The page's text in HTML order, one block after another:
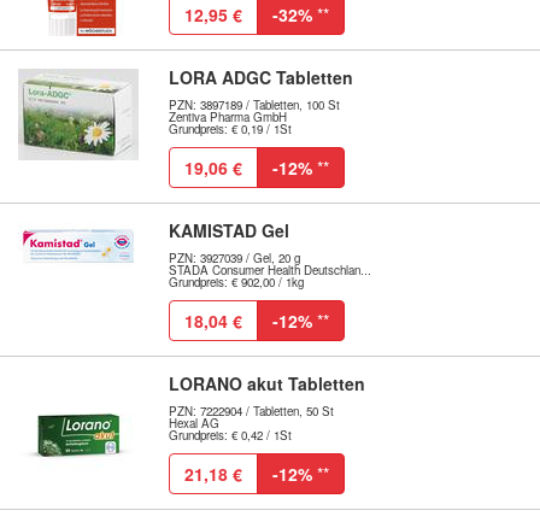
12,95 € -32% **
LORA ADGC Tabletten
PZN: 3897189 / Tabletten, 100 St
Zentiva Pharma GmbH
Grundpreis: € 0,19 / 1St
19,06 € -12% **
KAMISTAD Gel
PZN: 3927039 / Gel, 20 g
STADA Consumer Health Deutschlan...
Grundpreis: € 902,00 / 1kg
18,04 € -12% **
LORANO akut Tabletten
PZN: 7222904 / Tabletten, 50 St
Hexal AG
Grundpreis: € 0,42 / 1St
21,18 € -12% **